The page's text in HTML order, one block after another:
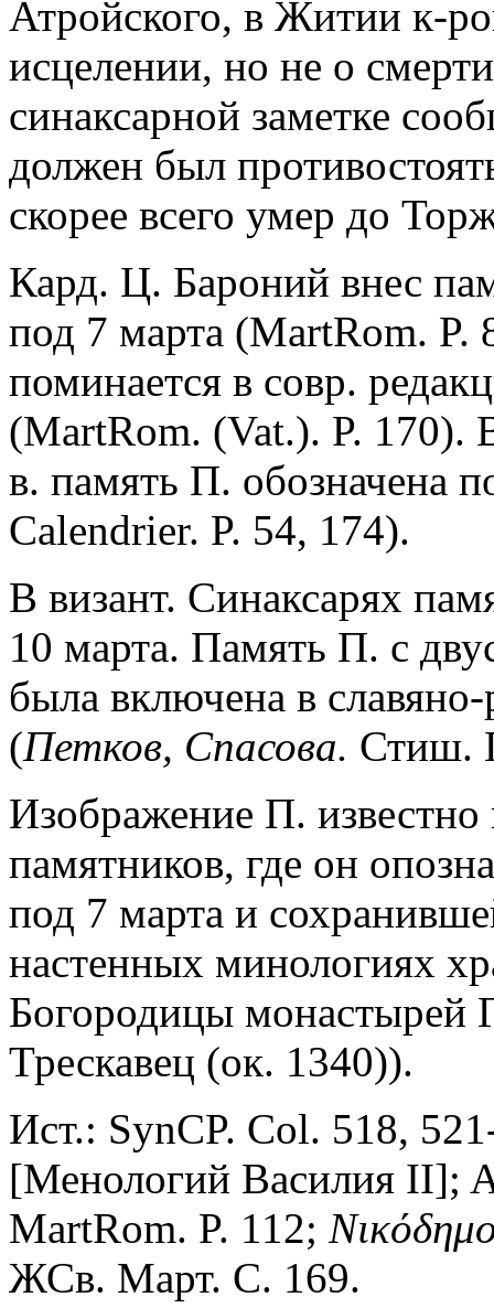
Атройского, в Житии к-
исцелении, но не о
синаксарной заметке
должен был
скорее всего умер до
Кард. Ц. Бароний внес
под 7 марта (MartRom. P.
поминается в совр.
(MartRom. (Vat.). P. 170).
в. память П. обозначена
Calendrier. P. 54, 174).
В визант. Синаксарях
10 марта. Память П. с
была включена в
(Петков, Спасова. Стиш.
Изображение П.
памятников, где он
под 7 марта и
настенных минологиях
Богородицы монастырей
Трескавец (ок. 1340)).
Ист.: SynCP. Col. 518,
[Менологий Василия II];
MartRom. P. 112;
ЖСв. Март. С. 169.